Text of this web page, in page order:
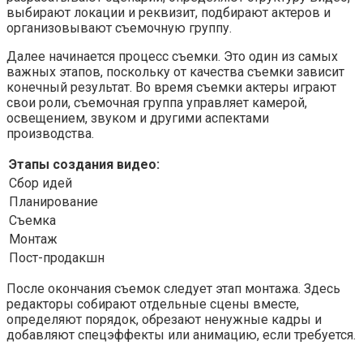
выбирают локации и реквизит, подбирают актеров и
организовывают съемочную группу.
Далее начинается процесс съемки. Это один из самых
важных этапов, поскольку от качества съемки зависит
конечный результат. Во время съемки актеры играют
свои роли, съемочная группа управляет камерой,
освещением, звуком и другими аспектами
производства.
Этапы создания видео:
Сбор идей
Планирование
Съемка
Монтаж
Пост-продакшн
После окончания съемок следует этап монтажа. Здесь
редакторы собирают отдельные сцены вместе,
определяют порядок, обрезают ненужные кадры и
добавляют спецэффекты или анимацию, если требуется.